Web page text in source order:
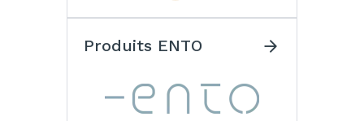
Produits ENTO